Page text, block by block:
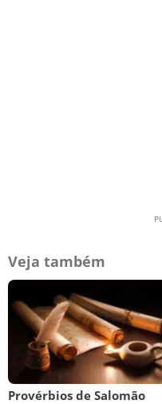
Veja também
Provérbios de Salomão